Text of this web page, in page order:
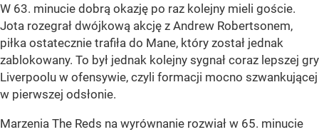
W 63. minucie dobrą okazję po raz kolejny mieli goście.
Jota rozegrał dwójkową akcję z Andrew Robertsonem,
piłka ostatecznie trafiła do Mane, który został jednak
zablokowany. To był jednak kolejny sygnał coraz lepszej gry
Liverpoolu w ofensywie, czyli formacji mocno szwankującej
w pierwszej odsłonie.
Marzenia The Reds na wyrównanie rozwiał w 65. minucie